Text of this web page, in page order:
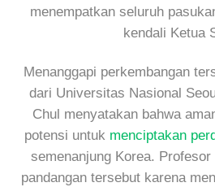
menempatkan seluruh
kendali Ketua
Menanggapi perkembangan
dari Universitas Nasional
Chul menyatakan bahwa
potensi untuk menciptakan
semenanjung Korea.
pandangan tersebut karena